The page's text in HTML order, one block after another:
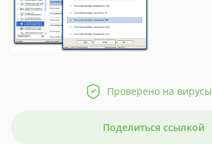
Проверено на вирусы
Поделиться ссылкой